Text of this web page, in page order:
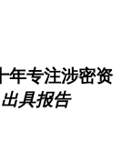
年专注涉密资
具报告